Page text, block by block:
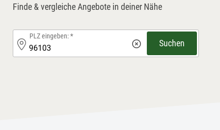
Finde & vergleiche Angebote in deiner Nähe
PLZ eingeben:
Suchen